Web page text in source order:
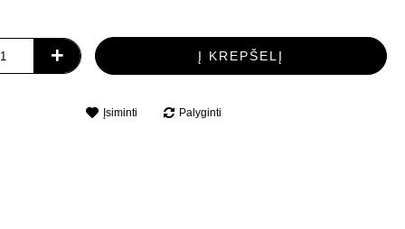
+ Į KREPŠELĮ
Įsiminti Palyginti